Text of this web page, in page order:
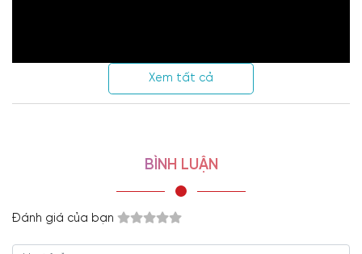
Tủ 3 cánh TA-1462 có thiết kế
hiện đại và đơn giản
Xem tất cả
BÌNH LUẬN
Đánh giá của bạn